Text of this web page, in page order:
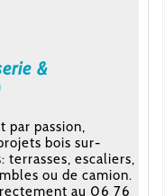
&
par passion,
bois sur-
escaliers,
ou de camion.
au 06 76